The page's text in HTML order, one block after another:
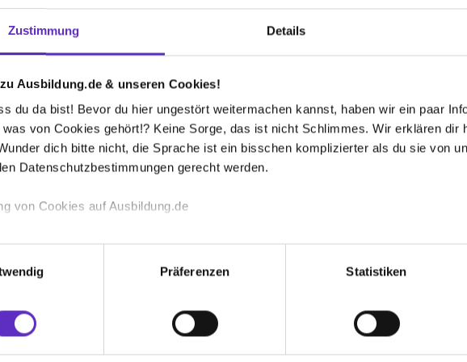
Zustimmung Details
Ausbildung.de & unseren Cookies!
du da bist! Bevor du hier ungestört weitermachen kannst, haben wir ein paar
von Cookies gehört!? Keine Sorge, das ist nicht Schlimmes. Wir erklären dir
dich bitte nicht, die Sprache ist ein bisschen komplizierter als du sie von
Datenschutzbestimmungen gerecht werden.
von Cookies auf Ausbildung.de
Cookies zur technischen Funktion unserer Webseite („Notwendig“), um von
Einstellungen zu speichern ( „Präferenzen“), die Zugriffe auf unsere
diese Informationen möglicherweise mit weiteren Daten zusammen, die du
Präferenzen Statistiken
zugeschickt bekommen?
auf dem Gebiet der Building Solutions. Unsere Unternehmen
technische Instandhaltung sowie Gebäudemanagement und
Gebäudes ab.
dieses Netzwerks und bieten ein hochwertiges und zertifiziertes
und Lüftungstechnik an.